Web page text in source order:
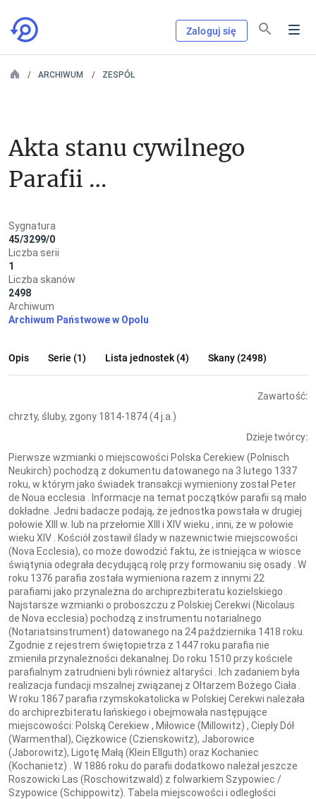
Zaloguj się
ARCHIWUM ZESPÓŁ
Akta stanu cywilnego
Parafii
w Polskiej Cerekwi
Sygnatura
45/3299/0
Liczba serii
1
Liczba skanów
2498
Archiwum
Archiwum Państwowe w Opolu
Opis Serie (1) Lista jednostek (4) Skany (2498)
Zawartość:
chrzty, śluby, zgony 1814-1874 (4 j.a.)
Dzieje twórcy:
Pierwsze wzmianki o miejscowości Polska Cerekiew (Polnisch
Neukirch) pochodzą z dokumentu datowanego na 3 lutego 1337
roku, w którym jako świadek transakcji wymieniony został Peter
de Noua ecclesia . Informacje na temat początków parafii są mało
dokładne. Jedni badacze podają, że jednostka powstała w drugiej
połowie XIII w. lub na przełomie XIII i XIV wieku , inni, że w połowie
wieku XIV . Kościół zostawił ślady w nazewnictwie miejscowości
(Nova Ecclesia), co może dowodzić faktu, że istniejąca w wiosce
świątynia odegrała decydującą rolę przy formowaniu się osady . W
roku 1376 parafia została wymieniona razem z innymi 22
parafiami jako przynależna do archiprezbiteratu kozielskiego .
Najstarsze wzmianki o proboszczu z Polskiej Cerekwi (Nicolaus
de Nova ecclesia) pochodzą z instrumentu notarialnego
(Notariatsinstrument) datowanego na 24 października 1418 roku.
Zgodnie z rejestrem świętopietrza z 1447 roku parafia nie
zmieniła przynależności dekanalnej. Do roku 1510 przy kościele
parafialnym zatrudnieni byli również altaryści . Ich zadaniem była
realizacja fundacji mszalnej związanej z Ołtarzem Bożego Ciała .
W roku 1867 parafia rzymskokatolicka w Polskiej Cerekwi należała
do archiprezbiteratu łańskiego i obejmowała następujące
miejscowości: Polską Cerekiew , Miłowice (Millowitz) , Ciepły Dół
(Warmenthal), Ciężkowice (Czienskowitz), Jaborowice
(Jaborowitz), Ligotę Małą (Klein Ellguth) oraz Kochaniec
(Kochanietz) . W 1886 roku do parafii dodatkowo należał jeszcze
Roszowicki Las (Roschowitzwald) z folwarkiem Szypowiec /
Szypowice (Schippowitz). Tabela miejscowości i odległości